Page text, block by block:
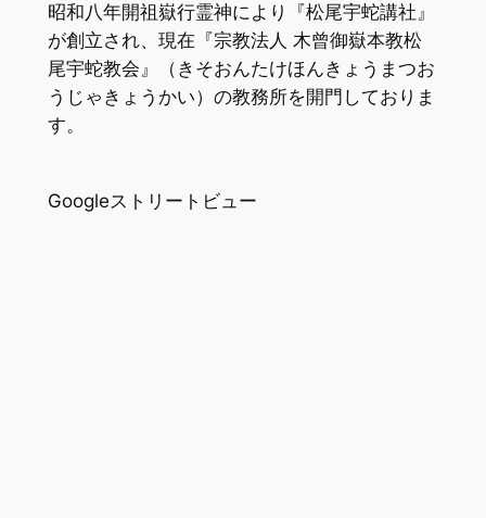
昭和八年開祖嶽行霊神により『松尾宇蛇講社』
が創立され、現在『宗教法人 木曾御嶽本教松
尾宇蛇教会』（きそおんたけほんきょうまつお
うじゃきょうかい）の教務所を開門しておりま
す。
Googleストリートビュー